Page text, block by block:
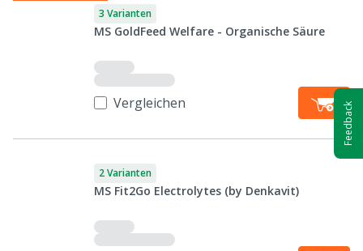
3 Varianten
MS GoldFeed Welfare - Organische Säure
Vergleichen
2 Varianten
MS Fit2Go Electrolytes (by Denkavit)
Feedback